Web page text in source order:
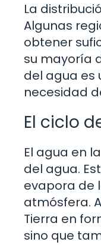
La
Algunas
obtener
su mayoría
del agua es
necesidad
El ciclo
El agua en
del agua.
evapora de
atmósfera.
Tierra en
sino que